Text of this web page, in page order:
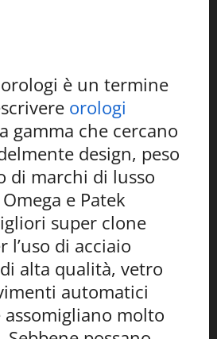
è un termine
orologi
gamma che cercano
design, peso
di marchi di lusso
e Patek
super clone
l’uso di acciaio
alta qualità, vetro
automatici
assomigliano molto